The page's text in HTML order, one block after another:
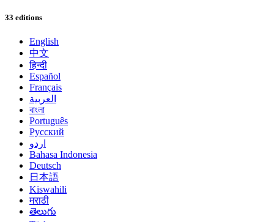
33 editions
English
中文
हिन्दी
Español
Français
العربية
বাংলা
Português
Русский
اردو
Bahasa Indonesia
Deutsch
日本語
Kiswahili
मराठी
తెలుగు